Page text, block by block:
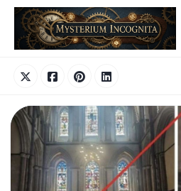
Skip
content